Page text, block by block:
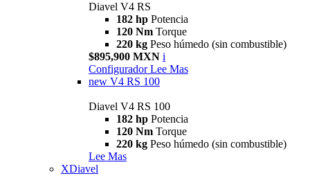
Diavel V4 RS
182 hp Potencia
120 Nm Torque
220 kg Peso húmedo (sin combustible)
$895,900 MXN i
Configurador Lee Mas
new V4 RS 100
Diavel V4 RS 100
182 hp Potencia
120 Nm Torque
220 kg Peso húmedo (sin combustible)
Lee Mas
XDiavel